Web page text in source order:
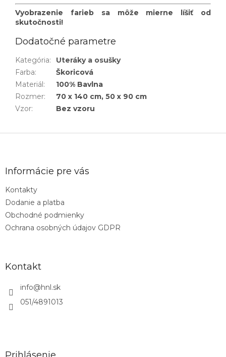
Vyobrazenie farieb sa môže mierne líšiť od
skutočnosti!
Dodatočné parametre
Kategória:
Uteráky a osušky
Farba:
Škoricová
Materiál:
100% Bavlna
Rozmer:
70 x 140 cm, 50 x 90 cm
Vzor: Bez vzoru
Informácie pre vás
Kontakty
Dodanie a platba
Obchodné podmienky
Ochrana osobných údajov GDPR
Kontakt
info@hnl.sk
051/4891013